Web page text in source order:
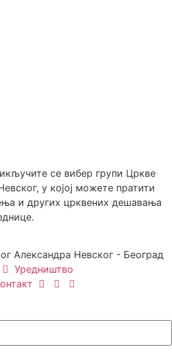
се вибер групи Цркве
у којој можете пратити
и других црквених дешавања
Александра Невског - Београд
Уредништво